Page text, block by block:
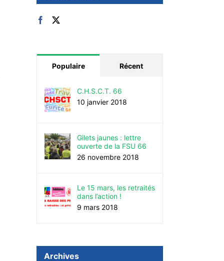
Populaire Récent
C.H.S.C.T. 66
10 janvier 2018
Gilets jaunes : lettre
ouverte de la FSU 66
26 novembre 2018
Le 15 mars, les retraités
dans l’action !
9 mars 2018
Archives